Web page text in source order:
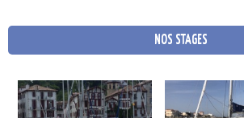
NOS STAGES